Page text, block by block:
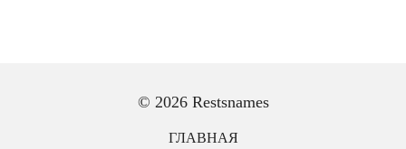
© 2026 Restsnames
ГЛАВНАЯ